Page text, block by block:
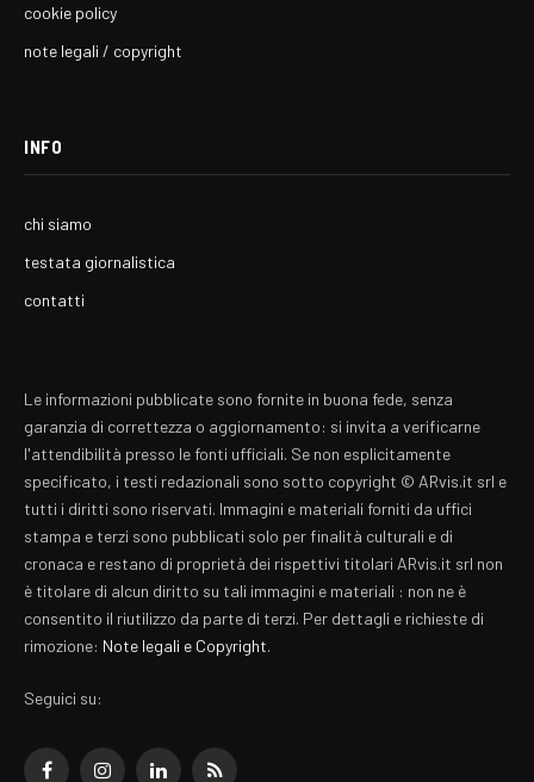
cookie policy
note legali / copyright
INFO
chi siamo
testata giornalistica
contatti
Le informazioni pubblicate sono fornite in buona fede, senza
garanzia di correttezza o aggiornamento: si invita a verificarne
l'attendibilità presso le fonti ufficiali. Se non esplicitamente
specificato, i testi redazionali sono sotto copyright © ARvis.it srl e
tutti i diritti sono riservati. Immagini e materiali forniti da uffici
stampa e terzi sono pubblicati solo per finalità culturali e di
cronaca e restano di proprietà dei rispettivi titolari ARvis.it srl non
è titolare di alcun diritto su tali immagini e materiali : non ne è
consentito il riutilizzo da parte di terzi. Per dettagli e richieste di
rimozione: Note legali e Copyright.
Seguici su: